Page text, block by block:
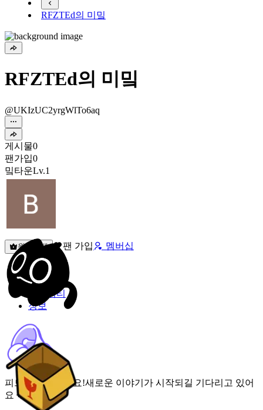
RFZTEd의 미밐
RFZTEd의 미밐
@UKIzUC2yrgWlTo6aq
게시물0
팬가입0
밐타운Lv.1
원픽선택 팬 가입 멤버십
밐타운
피드
커뮤니티
정보
피드가 비어있어요!새로운 이야기가 시작되길 기다리고 있어
요 🌟